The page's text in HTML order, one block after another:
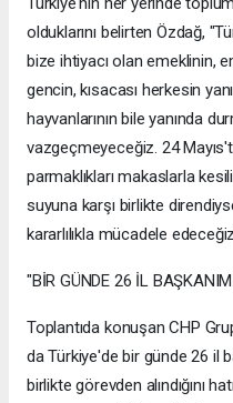
olduklarını belirten Özdağ,
bize ihtiyacı olan emeklinin,
gencin, kısacası herkesin
hayvanlarının bile yanında
vazgeçmeyeceğiz. 24
parmaklıkları makaslarla
suyuna karşı birlikte
kararlılıkla mücadele
"BİR GÜNDE 26 İL
Toplantıda konuşan CHP
da Türkiye'de bir günde 26 il
birlikte görevden alındığını